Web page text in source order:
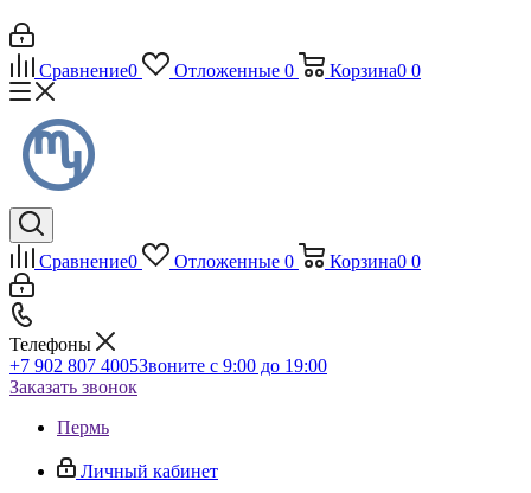
Сравнение0 Отложенные 0 Корзина0 0
Сравнение0 Отложенные 0 Корзина0 0
Телефоны
+7 902 807 4005Звоните с 9:00 до 19:00
Заказать звонок
Пермь
Личный кабинет